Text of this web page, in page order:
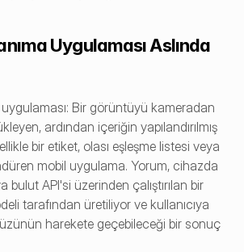
Uygulaması Aslında
Bir görüntüyü kameradan
ardından içeriğin yapılandırılmış
bir etiket, olası eşleşme listesi veya
mobil uygulama. Yorum, cihazda
bulut API'si üzerinden çalıştırılan bir
tarafından üretiliyor ve kullanıcıya
harekete geçebileceği bir sonuç